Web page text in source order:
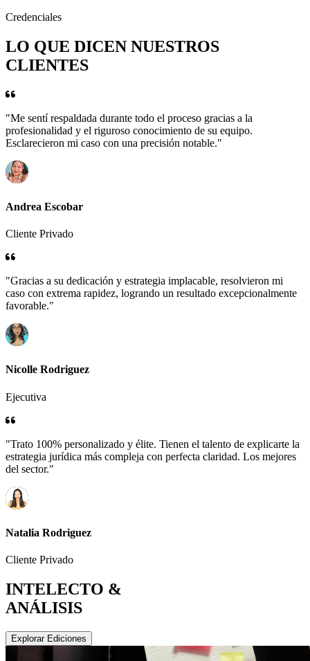
Credenciales
LO QUE DICEN NUESTROS
CLIENTES
"Me sentí respaldada durante todo el proceso gracias a la
profesionalidad y el riguroso conocimiento de su equipo.
Esclarecieron mi caso con una precisión notable."
Andrea Escobar
Cliente Privado
"Gracias a su dedicación y estrategia implacable, resolvieron mi
caso con extrema rapidez, logrando un resultado excepcionalmente
favorable."
Nicolle Rodriguez
Ejecutiva
"Trato 100% personalizado y élite. Tienen el talento de explicarte la
estrategia jurídica más compleja con perfecta claridad. Los mejores
del sector."
Natalia Rodriguez
Cliente Privado
INTELECTO &
ANÁLISIS
Explorar Ediciones